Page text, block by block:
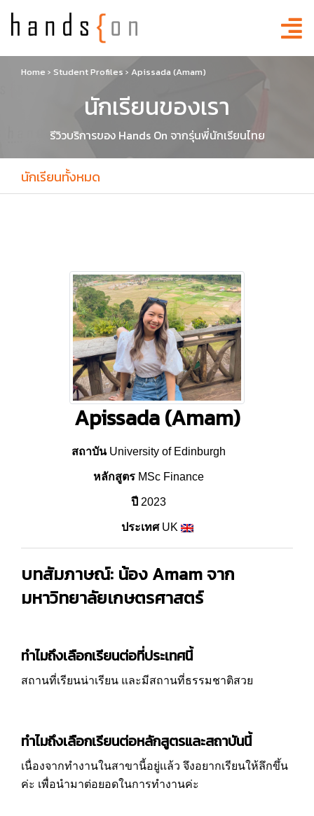
Home › Student Profiles › Apissada (Amam)
นักเรียนของเรา
รีวิวบริการของ Hands On จากรุ่นพี่นักเรียนไทย
นักเรียนทั้งหมด
Apissada (Amam)
สถาบันUniversity of Edinburgh
หลักสูตร MSc Finance
ปี 2023
ประเทศUK
บทสัมภาษณ์: น้อง Amam จาก
มหาวิทยาลัยเกษตรศาสตร์
ทำไมถึงเลือกเรียนต่อที่ประเทศนี้
สถานที่เรียนน่าเรียน และมีสถานที่ธรรมชาติสวย
ทำไมถึงเลือกเรียนต่อหลักสูตรและสถาบันนี้
เนื่องจากทำงานในสาขานี้อยู่เเล้ว จึงอยากเรียนให้ลึกขึ้น
ค่ะ เพื่อนำมาต่อยอดในการทำงานค่ะ